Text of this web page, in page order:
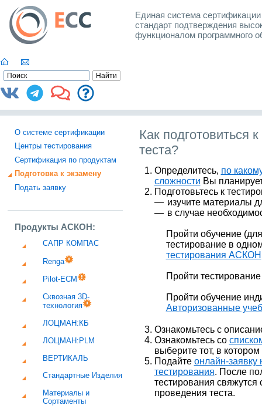
Единая система
стандарт подтверждения
функционалом программного
О системе сертификации
Центры тестирования
Сертификация по продуктам
Подготовка к экзамену
Подать заявку
Продукты АСКОН:
САПР КОМПАС
Renga
Pilot-ECM
Сквозная 3D-
технология
ЛОЦМАН:КБ
ЛОЦМАН:PLM
ВЕРТИКАЛЬ
Стандартные Изделия
Материалы и
Сортаменты
Как подготовиться
теста?
Определитесь, по
сложности Вы
Подготовьтесь к
изучите материалы
в случае
Пройти обучение
тестирование в
тестирования АСКОН
Пройти
Пройти обучение
Авторизованные
Ознакомьтесь с
Ознакомьтесь со
выберите тот, в
Подайте онлайн-заявку
тестирования. После
тестирования
проведения теста.